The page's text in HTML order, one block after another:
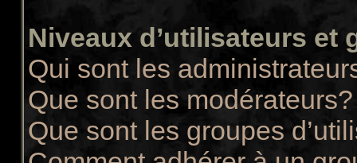
Niveaux d’utilisateurs et
Qui sont les
Que sont les modérateurs?
Que sont les groupes